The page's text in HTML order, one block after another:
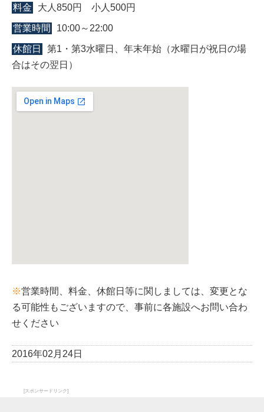
料金 大人850円 小人500円
営業時間 10:00～22:00
休館日
第1・第3水曜日、年末年始（水曜日が祝日の場
合はその翌日）
※営業時間、料金、休館日等に関しましては、変更とな
る可能性もございますので、事前に各施設へお問い合わ
せください
2016年02月24日
[スポンサードリンク]